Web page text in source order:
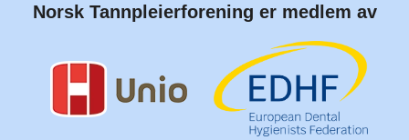
Norsk Tannpleierforening er medlem av